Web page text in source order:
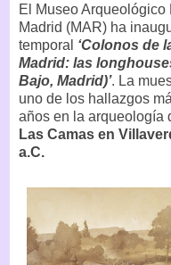
El Museo
Madrid (MAR) ha
temporal ‘Colonos de
Madrid: las
Bajo, Madrid)’. La
uno de los hallazgos
años en la arqueología
Las Camas en
a.C.